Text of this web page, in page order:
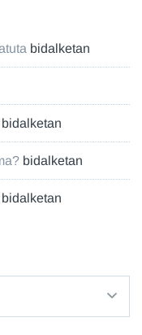
bidalketan
bidalketan
bidalketan
bidalketan